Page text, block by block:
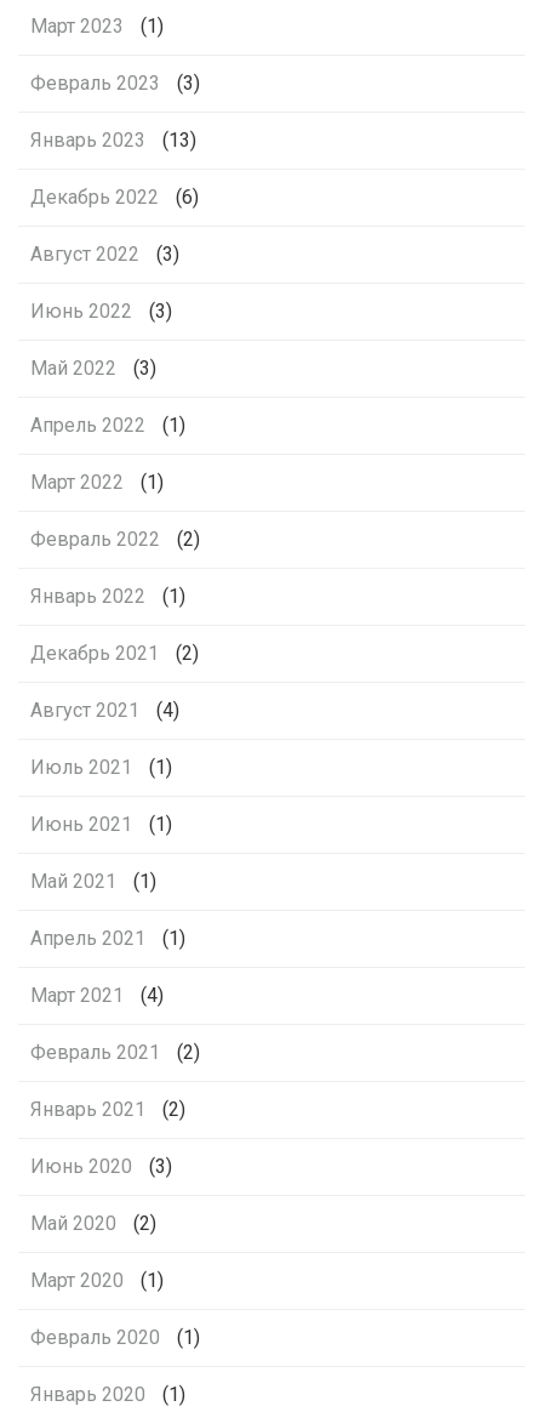
Март 2023 (1)
Февраль 2023 (3)
Январь 2023 (13)
Декабрь 2022 (6)
Август 2022 (3)
Июнь 2022 (3)
Май 2022 (3)
Апрель 2022 (1)
Март 2022 (1)
Февраль 2022 (2)
Январь 2022 (1)
Декабрь 2021 (2)
Август 2021 (4)
Июль 2021 (1)
Июнь 2021 (1)
Май 2021 (1)
Апрель 2021 (1)
Март 2021 (4)
Февраль 2021 (2)
Январь 2021 (2)
Июнь 2020 (3)
Май 2020 (2)
Март 2020 (1)
Февраль 2020 (1)
Январь 2020 (1)